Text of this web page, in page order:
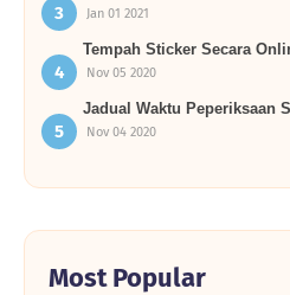
Jan 01 2021
Tempah Sticker Secara
Nov 05 2020
Jadual Waktu Peperiksaan
Nov 04 2020
Most Popular